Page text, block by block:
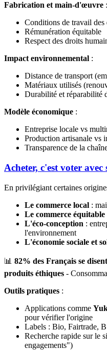
Fabrication et main-d'œuvre :
Conditions de travail des
Rémunération équitable
Respect des droits
Impact environnemental :
Distance de transport
Matériaux utilisés
Durabilité et réparabilité
Modèle économique :
Entreprise locale vs
Production artisanale vs
Transparence de la
Acheter, c'est voter avec
En privilégiant certaines
Le commerce local :
Le commerce équitable
L'éco-conception :
l'environnement
L'économie sociale et
📊 82% des Français se
produits éthiques -
Outils pratiques :
Applications comme
pour vérifier l'origine
Labels : Bio, Fairtrade,
Recherche rapide sur le
engagements")